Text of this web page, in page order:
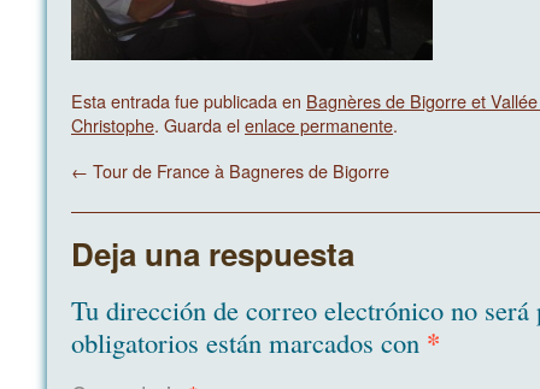
Esta entrada fue publicada en Bagnères de Bigorre et
Christophe. Guarda elenlace permanente.
← Tour de France à Bagneres de Bigorre
Deja una respuesta
Tu dirección de correo electrónico no será
obligatorios están marcados con *